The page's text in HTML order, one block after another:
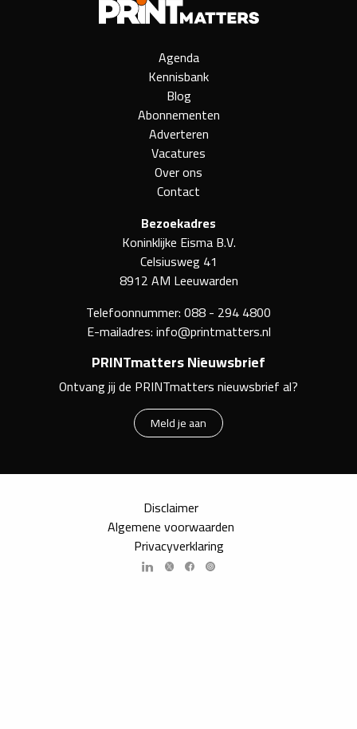
Agenda
Kennisbank
Blog
Abonnementen
Adverteren
Vacatures
Over ons
Contact
Bezoekadres
Koninklijke Eisma B.V.
Celsiusweg 41
8912 AM Leeuwarden
Telefoonnummer:088 - 294 4800
E-mailadres:info@printmatters.nl
PRINTmatters Nieuwsbrief
Ontvang jij de PRINTmatters nieuwsbrief al?
Meld je aan
Disclaimer
Algemene voorwaarden
Privacyverklaring